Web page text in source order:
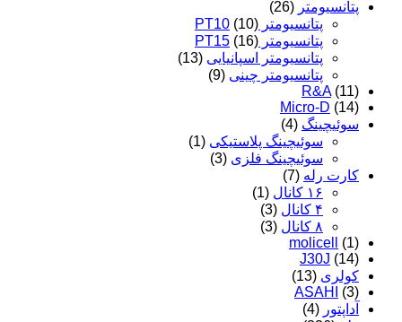
پتانسیومتر (26)
پتانسیومتر PT10 (10)
پتانسیومتر PT15 (16)
پتانسیومتر اسپانیایی (13)
پتانسیومتر چینی (9)
R&A (11)
Micro-D (14)
سوئیچینگ (4)
سوئیچینگ پلاستیکی (1)
سوئیچینگ فلزی (3)
کارت رله (7)
۱۶ کانال
(1)
۴ کانال
(3)
۸ کانال
(3)
molicell
(1)
J30J (14)
کولری (13)
ASAHI
(3)
آداپتور (4)